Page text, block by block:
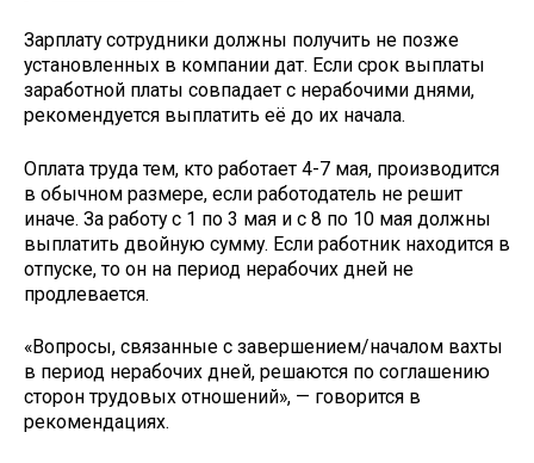
Зарплату сотрудники должны получить не позже
установленных в компании дат. Если срок выплаты
заработной платы совпадает с нерабочими днями,
рекомендуется выплатить её до их начала.
Оплата труда тем, кто работает 4-7 мая, производится
в обычном размере, если работодатель не решит
иначе. За работу с 1 по 3 мая и с 8 по 10 мая должны
выплатить двойную сумму. Если работник находится в
отпуске, то он на период нерабочих дней не
продлевается.
«Вопросы, связанные с завершением/началом вахты
в период нерабочих дней, решаются по соглашению
сторон трудовых отношений», — говорится в
рекомендациях.